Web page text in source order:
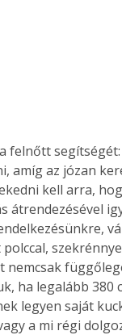
felnőtt
amíg az józan
kell arra,
átrendezésével
ha legalább 380
legyen saját
a mi régi